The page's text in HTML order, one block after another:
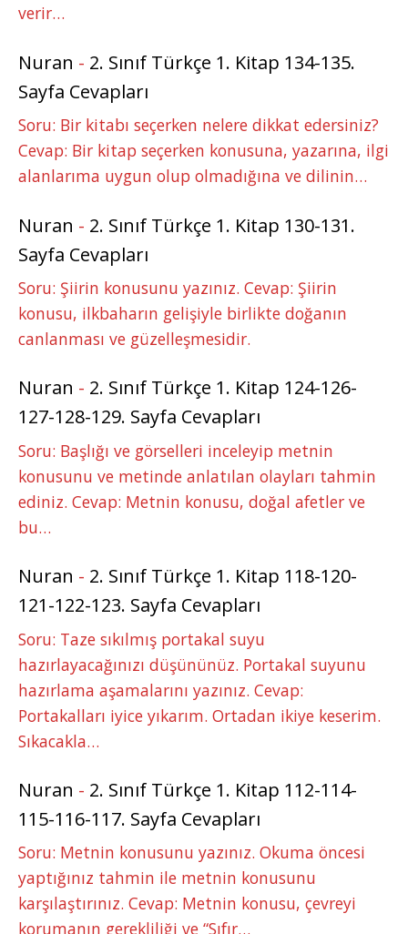
verir…
Nuran - 2. Sınıf Türkçe 1. Kitap 134-135.
Sayfa Cevapları
Soru: Bir kitabı seçerken nelere dikkat edersiniz?
Cevap: Bir kitap seçerken konusuna, yazarına, ilgi
alanlarıma uygun olup olmadığına ve dilinin…
Nuran - 2. Sınıf Türkçe 1. Kitap 130-131.
Sayfa Cevapları
Soru: Şiirin konusunu yazınız. Cevap: Şiirin
konusu, ilkbaharın gelişiyle birlikte doğanın
canlanması ve güzelleşmesidir.
Nuran - 2. Sınıf Türkçe 1. Kitap 124-126-
127-128-129. Sayfa Cevapları
Soru: Başlığı ve görselleri inceleyip metnin
konusunu ve metinde anlatılan olayları tahmin
ediniz. Cevap: Metnin konusu, doğal afetler ve
bu…
Nuran - 2. Sınıf Türkçe 1. Kitap 118-120-
121-122-123. Sayfa Cevapları
Soru: Taze sıkılmış portakal suyu
hazırlayacağınızı düşününüz. Portakal suyunu
hazırlama aşamalarını yazınız. Cevap:
Portakalları iyice yıkarım. Ortadan ikiye keserim.
Sıkacakla…
Nuran - 2. Sınıf Türkçe 1. Kitap 112-114-
115-116-117. Sayfa Cevapları
Soru: Metnin konusunu yazınız. Okuma öncesi
yaptığınız tahmin ile metnin konusunu
karşılaştırınız. Cevap: Metnin konusu, çevreyi
korumanın gerekliliği ve “Sıfır…